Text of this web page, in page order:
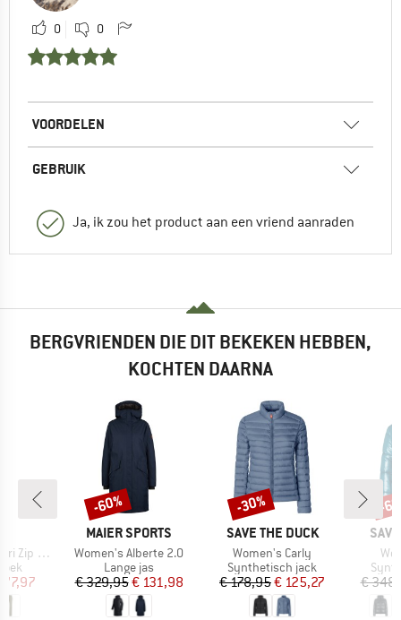
0 0
VOORDELEN
GEBRUIK
Ja, ik zou het product aan een vriend aanraden
BERGVRIENDEN DIE DIT BEKEKEN HEBBEN,
KOCHTEN DAARNA
Pants II
prijs
MERK
MAIER SPORTS
Artikel
Women's Alberte 2.0
Productgroep
Lange jas
Prijs
€ 329,95Verlaagde prijs
€ 131,98
Korting
-60%
MERK
SAVE THE DUCK
Artikel
Women's Carly
Productgroep
Synthetisch jack
Prijs
€ 178,95Verlaagde prijs
€ 125,27
Korting
-30%
€
-